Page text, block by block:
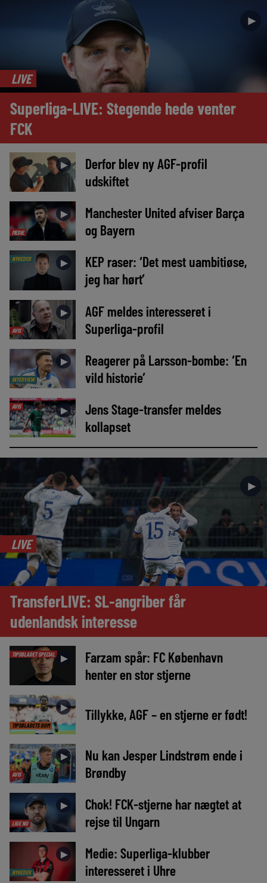
►
LIVE
Superliga-LIVE: Stegende hede venter
FCK
►
Derfor blev ny AGF-profil
udskiftet
MEDIE
►
Manchester United afviser Barça
og Bayern
NYHEDER ►
KEP raser: ‘Det mest uambitiøse,
jeg har hørt’
AVIS
►
AGF meldes interesseret i
Superliga-profil
INTERVIEW
►
Reagerer på Larsson-bombe: ‘En
vild historie’
AVIS ►
Jens Stage-transfer meldes
kollapset
►
LIVE
TransferLIVE: SL-angriber får
udenlandsk interesse
TIPSBLADET SPECIAL ►
Farzam spår: FC København
henter en stor stjerne
TIPSBLADETS DOM
► Tillykke, AGF – en stjerne er født!
AVIS
►
Nu kan Jesper Lindstrøm ende i
Brøndby
LIGE NU
►
Chok! FCK-stjerne har nægtet at
rejse til Ungarn
NYHEDER
►
Medie: Superliga-klubber
interesseret i Uhre